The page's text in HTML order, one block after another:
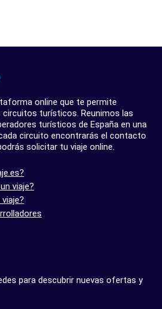
online que te permite
turísticos. Reunimos las
turísticos de España en una
circuito encontrarás el contacto
solicitar tu viaje online.
viaje?
para descubrir nuevas ofertas y